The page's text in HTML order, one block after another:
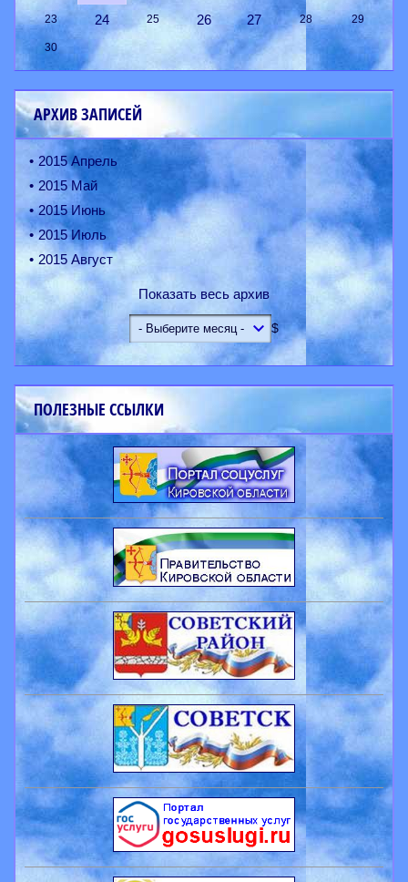
23 24 25 26 27 28 29
30
АРХИВ ЗАПИСЕЙ
2015 Апрель
2015 Май
2015 Июнь
2015 Июль
2015 Август
Показать весь архив
$
ПОЛЕЗНЫЕ ССЫЛКИ